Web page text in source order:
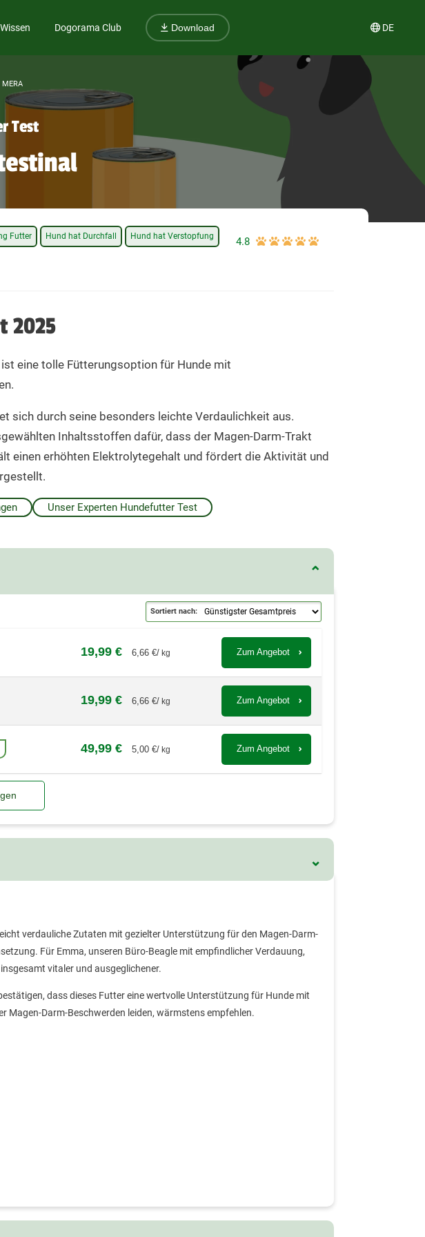
Wissen Dogorama Club Download DE
MERA
Test
4.8
Futter Hund hat Durchfall Hund hat Verstopfung
2025
eine tolle Fütterungsoption für Hunde mit
sich durch seine besonders leichte Verdaulichkeit aus.
Inhaltsstoffen dafür, dass der Magen-Darm-Trakt
einen erhöhten Elektrolytegehalt und fördert die Aktivität und
Unser Experten Hundefutter Test
Sortiert nach:
19,99 € 6,66 €/ kg Zum Angebot
19,99 € 6,66 €/ kg Zum Angebot
49,99 € 5,00 €/ kg Zum Angebot
verdauliche Zutaten mit gezielter Unterstützung für den Magen-Darm-
Für Emma, unseren Büro-Beagle mit empfindlicher Verdauung,
vitaler und ausgeglichener.
dass dieses Futter eine wertvolle Unterstützung für Hunde mit
Magen-Darm-Beschwerden leiden, wärmstens empfehlen.